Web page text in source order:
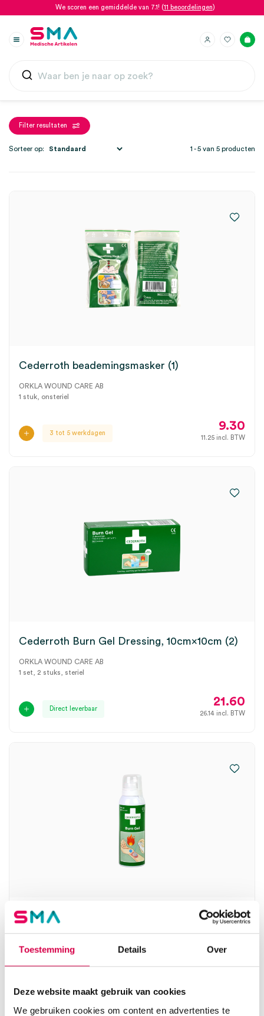
Toestemming Details Over
Deze website maakt gebruik van cookies
We gebruiken cookies om content en advertenties te
We scoren een gemiddelde van 7.1! (11 beoordelingen)
Filter resultaten
1 - 5 van 5 producten
Sorteer op:
Cederroth beademingsmasker (1)
ORKLA WOUND CARE AB
1 stuk, onsteriel
3 tot 5 werkdagen
9.30
11.25 incl. BTW
Cederroth Burn Gel Dressing, 10cm×10cm (2)
ORKLA WOUND CARE AB
1 set, 2 stuks, steriel
Direct leverbaar
21.60
26.14 incl. BTW
Cederroth Burn Gel, 100ml (1)
1 stuk, 100 ml